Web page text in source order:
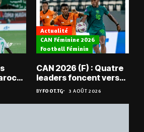
Actualité
CAN Féminine 2026
Football Féminin
CAN 2026 (F) : Quatre
leaders foncent vers
les quarts
BYFOOT.TG 3 AOÛT 2026